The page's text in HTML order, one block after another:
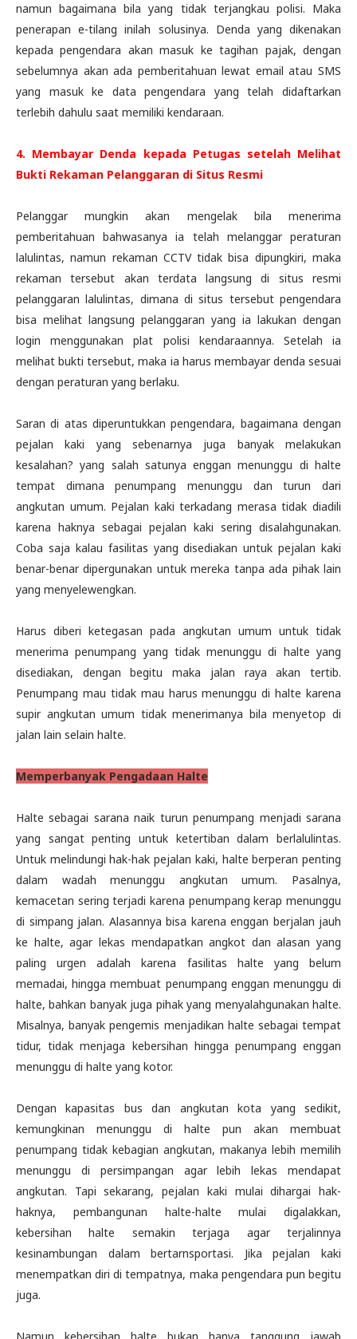
namun bagaimana bila yang tidak terjangkau polisi. Maka
penerapan e-tilang inilah solusinya. Denda yang dikenakan
kepada pengendara akan masuk ke tagihan pajak, dengan
sebelumnya akan ada pemberitahuan lewat email atau SMS
yang masuk ke data pengendara yang telah didaftarkan
terlebih dahulu saat memiliki kendaraan.
4. Membayar Denda kepada Petugas setelah Melihat
Bukti Rekaman Pelanggaran di Situs Resmi
Pelanggar mungkin akan mengelak bila menerima
pemberitahuan bahwasanya ia telah melanggar peraturan
lalulintas, namun rekaman CCTV tidak bisa dipungkiri, maka
rekaman tersebut akan terdata langsung di situs resmi
pelanggaran lalulintas, dimana di situs tersebut pengendara
bisa melihat langsung pelanggaran yang ia lakukan dengan
login menggunakan plat polisi kendaraannya. Setelah ia
melihat bukti tersebut, maka ia harus membayar denda sesuai
dengan peraturan yang berlaku.
Saran di atas diperuntukkan pengendara, bagaimana dengan
pejalan kaki yang sebenarnya juga banyak melakukan
kesalahan? yang salah satunya enggan menunggu di halte
tempat dimana penumpang menunggu dan turun dari
angkutan umum. Pejalan kaki terkadang merasa tidak diadili
karena haknya sebagai pejalan kaki sering disalahgunakan.
Coba saja kalau fasilitas yang disediakan untuk pejalan kaki
benar-benar dipergunakan untuk mereka tanpa ada pihak lain
yang menyelewengkan.
Harus diberi ketegasan pada angkutan umum untuk tidak
menerima penumpang yang tidak menunggu di halte yang
disediakan, dengan begitu maka jalan raya akan tertib.
Penumpang mau tidak mau harus menunggu di halte karena
supir angkutan umum tidak menerimanya bila menyetop di
jalan lain selain halte.
Memperbanyak Pengadaan Halte
Halte sebagai sarana naik turun penumpang menjadi sarana
yang sangat penting untuk ketertiban dalam berlalulintas.
Untuk melindungi hak-hak pejalan kaki, halte berperan penting
dalam wadah menunggu angkutan umum. Pasalnya,
kemacetan sering terjadi karena penumpang kerap menunggu
di simpang jalan. Alasannya bisa karena enggan berjalan jauh
ke halte, agar lekas mendapatkan angkot dan alasan yang
paling urgen adalah karena fasilitas halte yang belum
memadai, hingga membuat penumpang enggan menunggu di
halte, bahkan banyak juga pihak yang menyalahgunakan halte.
Misalnya, banyak pengemis menjadikan halte sebagai tempat
tidur, tidak menjaga kebersihan hingga penumpang enggan
menunggu di halte yang kotor.
Dengan kapasitas bus dan angkutan kota yang sedikit,
kemungkinan menunggu di halte pun akan membuat
penumpang tidak kebagian angkutan, makanya lebih memilih
menunggu di persimpangan agar lebih lekas mendapat
angkutan. Tapi sekarang, pejalan kaki mulai dihargai hak-
haknya, pembangunan halte-halte mulai digalakkan,
kebersihan halte semakin terjaga agar terjalinnya
kesinambungan dalam bertarnsportasi. Jika pejalan kaki
menempatkan diri di tempatnya, maka pengendara pun begitu
juga.